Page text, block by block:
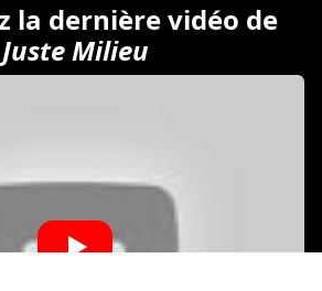
la dernière vidéo de
Juste Milieu